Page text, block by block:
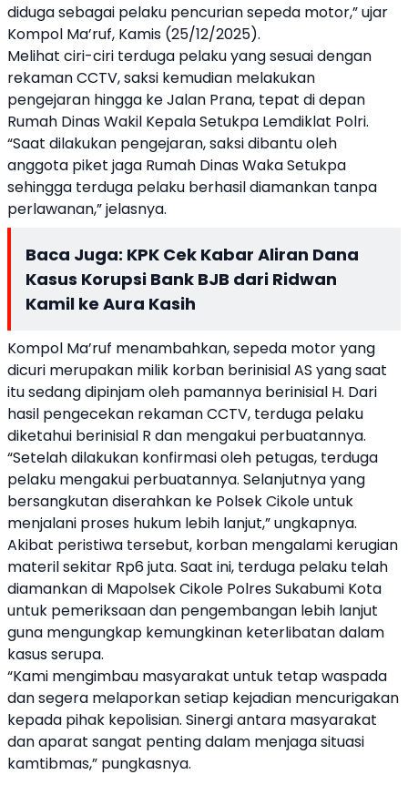
diduga sebagai pelaku pencurian sepeda motor,” ujar
Kompol Ma’ruf, Kamis (25/12/2025).
Melihat ciri-ciri terduga pelaku yang sesuai dengan
rekaman CCTV, saksi kemudian melakukan
pengejaran hingga ke Jalan Prana, tepat di depan
Rumah Dinas Wakil Kepala Setukpa Lemdiklat Polri.
“Saat dilakukan pengejaran, saksi dibantu oleh
anggota piket jaga Rumah Dinas Waka Setukpa
sehingga terduga pelaku berhasil diamankan tanpa
perlawanan,” jelasnya.
Baca Juga: KPK Cek Kabar Aliran Dana
Kasus Korupsi Bank BJB dari Ridwan
Kamil ke Aura Kasih
Kompol Ma’ruf menambahkan, sepeda motor yang
dicuri merupakan milik korban berinisial AS yang saat
itu sedang dipinjam oleh pamannya berinisial H. Dari
hasil pengecekan rekaman CCTV, terduga pelaku
diketahui berinisial R dan mengakui perbuatannya.
“Setelah dilakukan konfirmasi oleh petugas, terduga
pelaku mengakui perbuatannya. Selanjutnya yang
bersangkutan diserahkan ke Polsek Cikole untuk
menjalani proses hukum lebih lanjut,” ungkapnya.
Akibat peristiwa tersebut, korban mengalami kerugian
materil sekitar Rp6 juta. Saat ini, terduga pelaku telah
diamankan di Mapolsek Cikole Polres Sukabumi Kota
untuk pemeriksaan dan pengembangan lebih lanjut
guna mengungkap kemungkinan keterlibatan dalam
kasus serupa.
“Kami mengimbau masyarakat untuk tetap waspada
dan segera melaporkan setiap kejadian mencurigakan
kepada pihak kepolisian. Sinergi antara masyarakat
dan aparat sangat penting dalam menjaga situasi
kamtibmas,” pungkasnya.